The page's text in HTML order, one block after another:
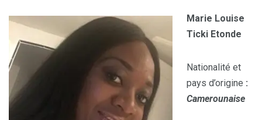
Marie Louise
Ticki Etonde
Nationalité et
pays d’origine :
Camerounaise